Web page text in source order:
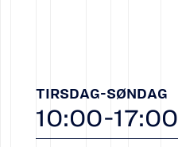
TIRSDAG-SØNDAG
10:00-17:00